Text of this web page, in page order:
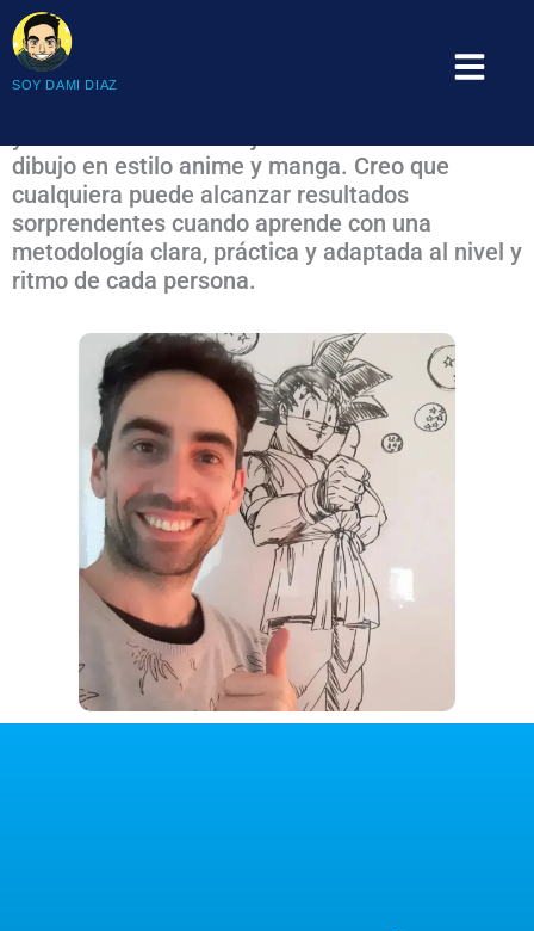
al
contenido
SOY DAMI DIAZ
Menú
¡Hola, soy Dami Díaz!
dibujo en estilo anime y manga. Creo que
cualquiera puede alcanzar resultados
sorprendentes cuando aprende con una
metodología clara, práctica y adaptada al nivel y
ritmo de cada persona.